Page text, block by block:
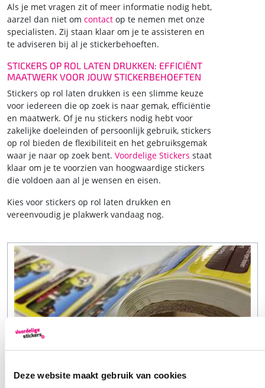
Deze website maakt gebruik van cookies
Als je met vragen zit of meer informatie nodig hebt,
aarzel dan niet om contact op te nemen met onze
specialisten. Zij staan klaar om je te assisteren en
te adviseren bij al je stickerbehoeften.
STICKERS OP ROL LATEN DRUKKEN: EFFICIËNT
MAATWERK VOOR JOUW STICKERBEHOEFTEN
Stickers op rol laten drukken is een slimme keuze
voor iedereen die op zoek is naar gemak, efficiëntie
en maatwerk. Of je nu stickers nodig hebt voor
zakelijke doeleinden of persoonlijk gebruik, stickers
op rol bieden de flexibiliteit en het gebruiksgemak
waar je naar op zoek bent. Voordelige Stickers staat
klaar om je te voorzien van hoogwaardige stickers
die voldoen aan al je wensen en eisen.
Kies voor stickers op rol laten drukken en
vereenvoudig je plakwerk vandaag nog.